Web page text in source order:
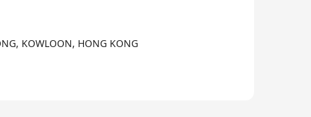
KOWLOON, HONG KONG